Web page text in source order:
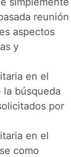
reunión
aspectos
y
en el
búsqueda
por
en el
como